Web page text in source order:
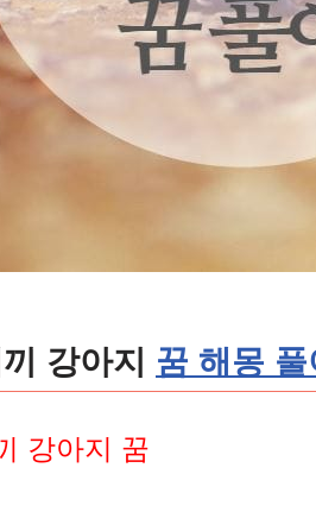
강아지 꿈 해몽 풀
강아지 꿈